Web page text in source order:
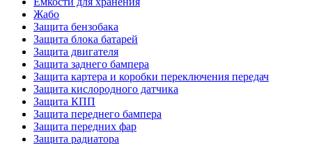
Жабо
Защита бензобака
Защита блока батарей
Защита двигателя
Защита заднего бампера
Защита картера и коробки переключения передач
Защита кислородного датчика
Защита КПП
Защита переднего бампера
Защита передних фар
Защита радиатора